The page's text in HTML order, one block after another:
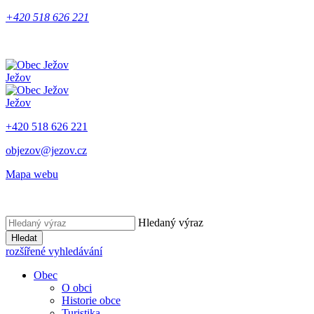
+420 518 626 221
Ježov
Ježov
+420 518 626 221
objezov@jezov.cz
Mapa webu
Hledaný výraz
Hledat
rozšířené vyhledávání
Obec
O obci
Historie obce